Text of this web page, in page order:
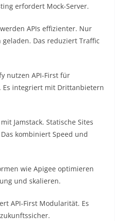
erfordert Mock-Server.​
APIs effizienter. Nur
Das reduziert Traffic
nutzen API-First für
Es integriert mit Drittanbietern
Jamstack. Statische Sites
kombiniert Speed und
wie Apigee optimieren
und skalieren.​
API-First Modularität. Es